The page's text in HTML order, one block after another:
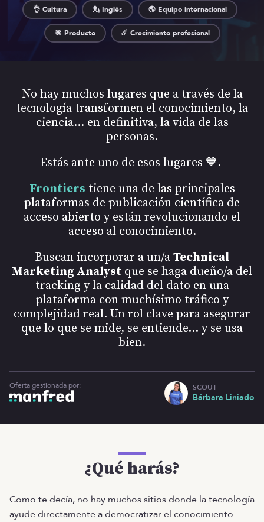
👌 Cultura 💂 Inglés 🌎 Equipo internacional
🎯 Producto ☄️ Crecimiento profesional
No hay muchos lugares que a través de la
tecnología transformen el conocimiento, la
ciencia... en definitiva, la vida de las
personas.
Estás ante uno de esos lugares 💙.
Frontiers tiene una de las principales
plataformas de publicación científica de
acceso abierto y están revolucionando el
acceso al conocimiento.
Buscan incorporar a un/a Technical
Marketing Analyst que se haga dueño/a del
tracking y la calidad del dato en una
plataforma con muchísimo tráfico y
complejidad real. Un rol clave para asegurar
que lo que se mide, se entiende… y se usa
bien.
Oferta gestionada por: SCOUT
Bárbara Liniado
¿Qué harás?
Como te decía, no hay muchos sitios donde la tecnología
ayude directamente a democratizar el conocimiento